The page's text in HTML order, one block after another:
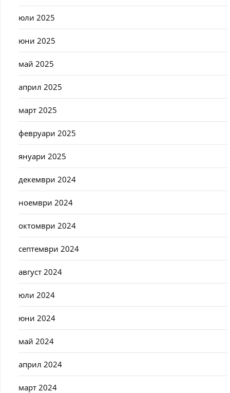
юли 2025
юни 2025
май 2025
април 2025
март 2025
февруари 2025
януари 2025
декември 2024
ноември 2024
октомври 2024
септември 2024
август 2024
юли 2024
юни 2024
май 2024
април 2024
март 2024